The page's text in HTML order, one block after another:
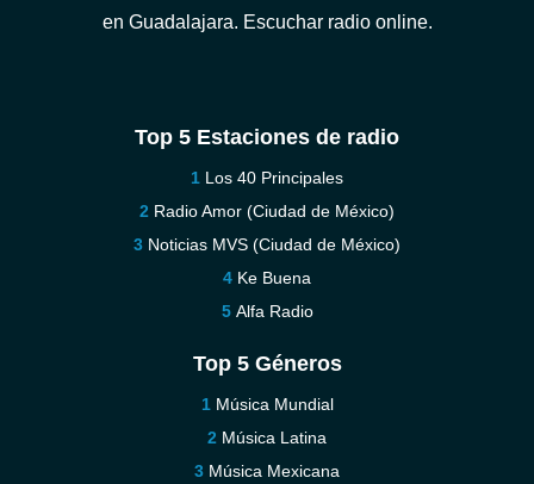
en Guadalajara. Escuchar radio online.
Top 5 Estaciones de radio
Los 40 Principales
Radio Amor (Ciudad de México)
Noticias MVS (Ciudad de México)
Ke Buena
Alfa Radio
Top 5 Géneros
Música Mundial
Música Latina
Música Mexicana